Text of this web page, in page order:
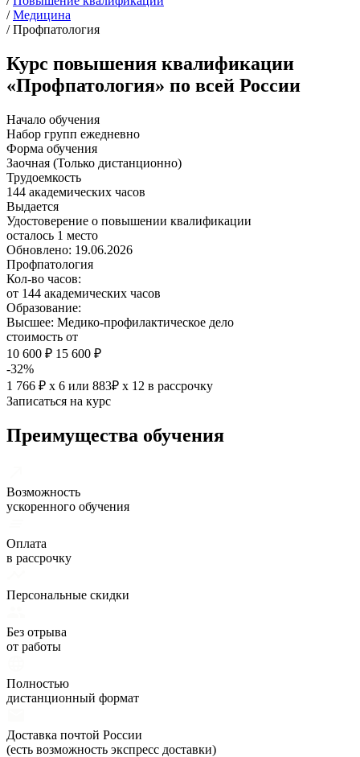
/ Медицина
/ Профпатология
Курс повышения квалификации
«Профпатология» по всей России
Начало обучения
Набор групп ежедневно
Форма обучения
Заочная (Только дистанционно)
Трудоемкость
144 академических часов
Выдается
Удостоверение о повышении квалификации
осталось 1 место
Обновлено: 19.06.2026
Профпатология
Кол-во часов:
от 144 академических часов
Образование:
Высшее: Медико-профилактическое дело
стоимость от
10 600 ₽ 15 600 ₽
-32%
1 766 ₽ х 6 или 883₽ х 12 в рассрочку
Записаться на курс
Преимущества обучения
Возможность
ускоренного обучения
Оплата
в рассрочку
Персональные скидки
Без отрыва
от работы
Полностью
дистанционный формат
Доставка почтой России
(есть возможность экспресс доставки)